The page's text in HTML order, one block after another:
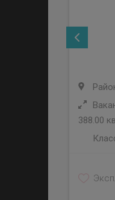
388.00